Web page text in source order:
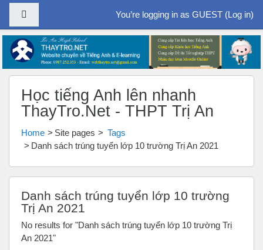
Skip to main content
You’re logging in as GUEST (Log in)
Học tiếng Anh lên nhanh
ThayTro.Net - THPT Trị An
Home Site pages
Tags
Danh sách trúng tuyển lớp 10 trường Trị An 2021
Danh sách trúng tuyển lớp 10 trường
Trị An 2021
No results for "Danh sách trúng tuyển lớp 10 trường Trị
An 2021"